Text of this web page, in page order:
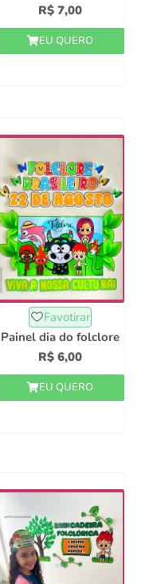
R$7,00
EU QUERO
Favotirar
Painel dia do folclore
R$6,00
EU QUERO